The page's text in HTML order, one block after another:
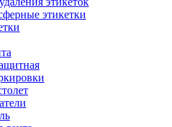
этикетки